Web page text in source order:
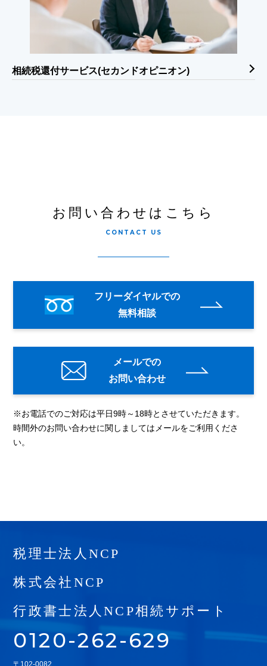
相続税還付サービス(セカンドオピニオン)
お問い合わせはこちら
CONTACT US
フリーダイヤルでの
無料相談
メールでの
お問い合わせ
※お電話でのご対応は平日9時～18時とさせていただきます。
時間外のお問い合わせに関しましてはメールをご利用くださ
い。
税理士法人NCP
株式会社NCP
行政書士法人NCP相続サポート
0120-262-629